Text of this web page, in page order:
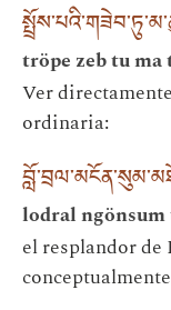
tröpe zeb tu ma
Ver
ordinaria:
lodral
el resplandor de